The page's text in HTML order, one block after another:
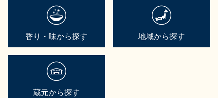
香り・味から探す 地域から探す
蔵元から探す